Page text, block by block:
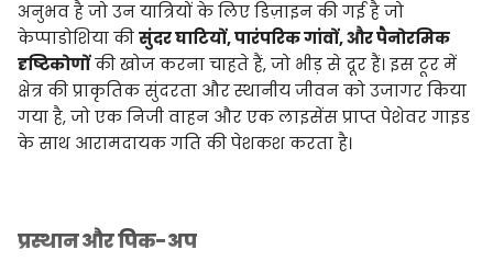
अनुभव है जो उन यात्रियों के लिए डिज़ाइन की गई है जो
केप्पाडोशिया की सुंदर घाटियों, पारंपरिक गांवों, और पैनोरमिक
दृष्टिकोणोंकी खोज करना चाहते हैं, जो भीड़ से दूर हैं। इस टूर में
क्षेत्र की प्राकृतिक सुंदरता और स्थानीय जीवन को उजागर किया
गया है, जो एक निजी वाहन और एक लाइसेंस प्राप्त पेशेवर गाइड
के साथ आरामदायक गति की पेशकश करता है।
प्रस्थान और पिक-अप